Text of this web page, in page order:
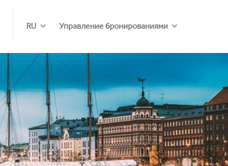
RU Управление бронированиями